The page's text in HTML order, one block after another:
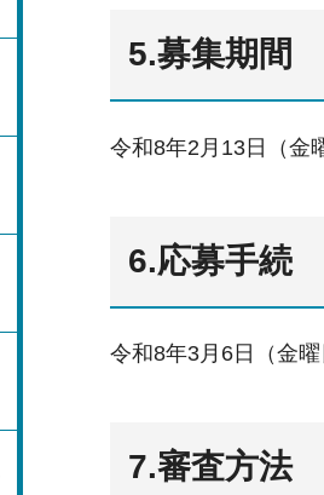
5.募集期間
令和8年2月13日（金
6.応募手続
令和8年3月6日（金
7.審査方法